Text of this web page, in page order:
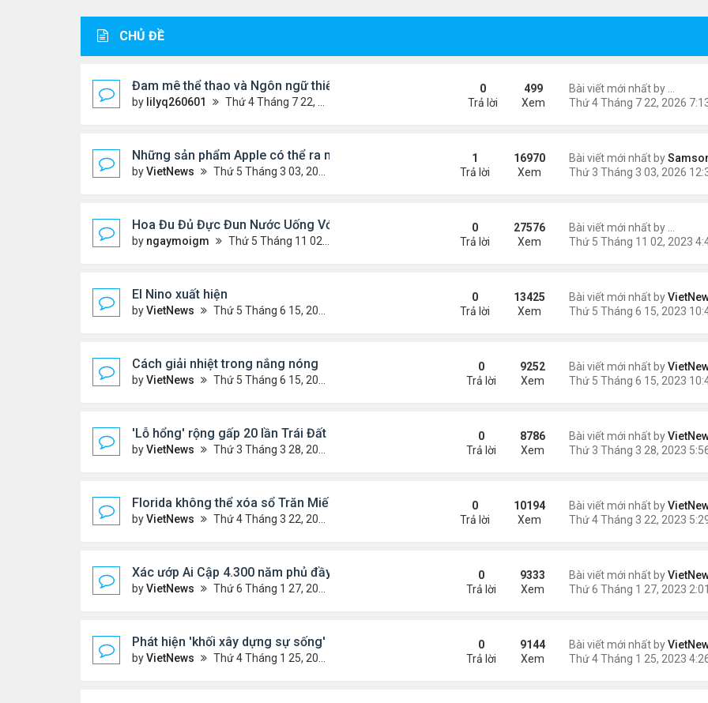
CHỦ ĐỀ
Đam mê thể thao và Ngôn ngữ thiết kế: Góc nhìn từ trang phục thi đấu
by lilyq260601 Thứ 4 Tháng 7 22, 2026 7:13 pm
0
Trả lời
499
Xem
Những sản phẩm Apple có thể ra mắt ngày 8/3
byVietNews Thứ 5 Tháng 3 03, 2022 12:34 pm
Bài viết mới nhất by
1
Trả lời
16970
Xem
Hoa Đu Đủ Đực Đun Nước Uống Với Những Tác Dụng Tuyệt Vời
by ngaymoigm Thứ 5 Tháng 11 02, 2023 4:44 am
0
Trả lời
27576
Xem
El Nino xuất hiện
byVietNews Thứ 5 Tháng 6 15, 2023 10:42 am
Bài viết mới nhất by
0
Trả lời
13425
Xem
Cách giải nhiệt trong nắng nóng
byVietNews Thứ 5 Tháng 6 15, 2023 10:40 am
Bài viết mới nhất by
0
Trả lời
9252
Xem
'Lỗ hổng' rộng gấp 20 lần Trái Đất xuất hiện trên Mặt Trời
byVietNews Thứ 3 Tháng 3 28, 2023 5:56 pm
Bài viết mới nhất by
0
Trả lời
8786
Xem
Florida không thể xóa sổ Trăn Miến Điện
byVietNews Thứ 4 Tháng 3 22, 2023 5:29 pm
Bài viết mới nhất by
0
Trả lời
10194
Xem
Xác ướp Ai Cập 4.300 năm phủ đầy vàng lá
byVietNews Thứ 6 Tháng 1 27, 2023 2:01 pm
Bài viết mới nhất by
0
Trả lời
9333
Xem
Phát hiện 'khối xây dựng sự sống' lạnh nhất vũ trụ
byVietNews Thứ 4 Tháng 1 25, 2023 4:26 pm
Bài viết mới nhất by
0
Trả lời
9144
Xem